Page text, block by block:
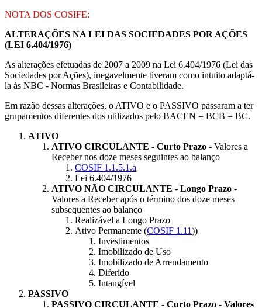
NOTA DOS COSIFE:
ALTERAÇÕES NA LEI DAS SOCIEDADES POR AÇÕES
(LEI 6.404/1976)
As alterações efetuadas de 2007 a 2009 na Lei 6.404/1976 (Lei das
Sociedades por Ações), inegavelmente tiveram como intuito adaptá-
la às NBC - Normas Brasileiras e Contabilidade.
Em razão dessas alterações, o ATIVO e o PASSIVO passaram a ter
grupamentos diferentes dos utilizados pelo BACEN = BCB = BC.
ATIVO
ATIVO CIRCULANTE - Curto Prazo - Valores a
Receber nos doze meses seguintes ao balanço
COSIF 1.1.5.1.a
Lei 6.404/1976
ATIVO NÃO CIRCULANTE - Longo Prazo -
Valores a Receber após o término dos doze meses
subsequentes ao balanço
Realizável a Longo Prazo
Ativo Permanente (COSIF 1.11))
Investimentos
Imobilizado de Uso
Imobilizado de Arrendamento
Diferido
Intangível
PASSIVO
PASSIVO CIRCULANTE - Curto Prazo - Valores